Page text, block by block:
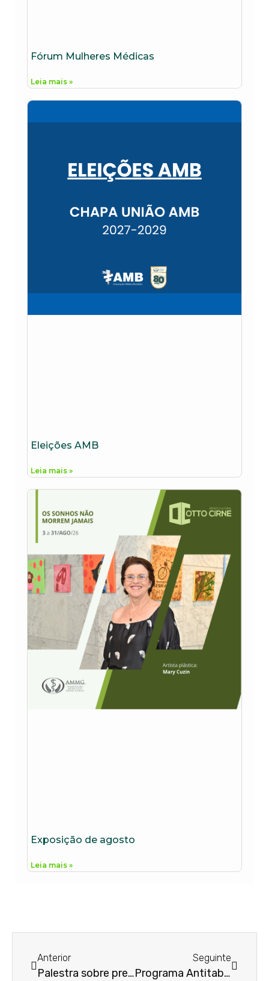
Fórum Mulheres Médicas
Leia mais »
Eleições AMB
Leia mais »
Exposição de agosto
Leia mais »
Anterior
Palestra sobre prevenção
Seguinte
Programa Antitabagismo